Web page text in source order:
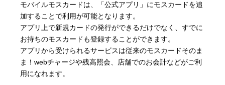
モバイルモスカードは、「公式アプリ」にモスカードを追
加することで利用が可能となります。
アプリ上で新規カードの発行ができるだけでなく、すでに
お持ちのモスカードも登録することができます。
アプリから受けられるサービスは従来のモスカードそのま
ま！webチャージや残高照会、店舗でのお会計などがご利
用になれます。